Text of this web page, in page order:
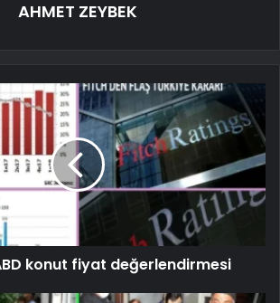
AHMET ZEYBEK
konut fiyat değerlendirmesi